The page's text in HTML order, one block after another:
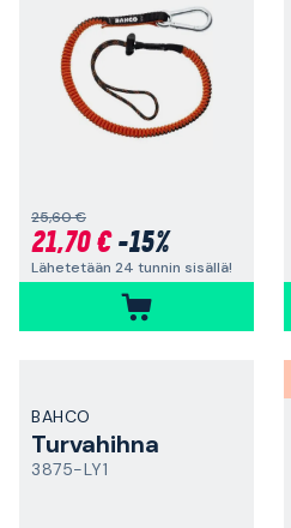
25,60 €
21,70 €-15%
Lähetetään 24 tunnin sisällä!
BAHCO
Turvahihna
3875-LY1